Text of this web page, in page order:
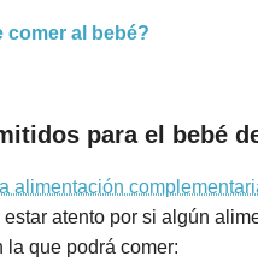
comer al bebé?
para el bebé
alimentación
atento por si algún
la que podrá comer: